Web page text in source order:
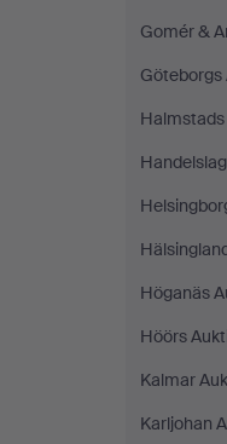
Gomér &
Göteborgs
Höganäs
Höörs
Kalmar
Karljohan